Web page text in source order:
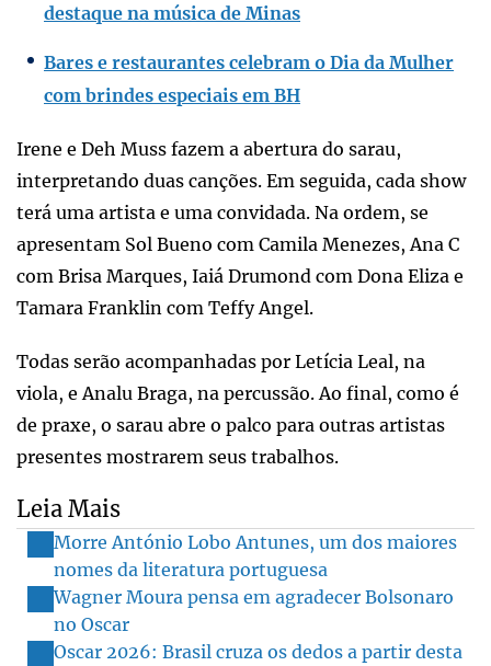
destaque na música de Minas
Bares e restaurantes celebram o Dia da Mulher
com brindes especiais em BH
Irene e Deh Muss fazem a abertura do sarau,
interpretando duas canções. Em seguida, cada show
terá uma artista e uma convidada. Na ordem, se
apresentam Sol Bueno com Camila Menezes, Ana C
com Brisa Marques, Iaiá Drumond com Dona Eliza e
Tamara Franklin com Teffy Angel.
Todas serão acompanhadas por Letícia Leal, na
viola, e Analu Braga, na percussão. Ao final, como é
de praxe, o sarau abre o palco para outras artistas
presentes mostrarem seus trabalhos.
Leia Mais
Morre António Lobo Antunes, um dos maiores
nomes da literatura portuguesa
Wagner Moura pensa em agradecer Bolsonaro
no Oscar
Oscar 2026: Brasil cruza os dedos a partir desta